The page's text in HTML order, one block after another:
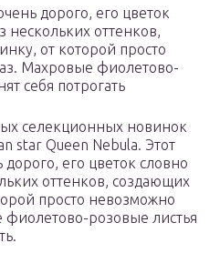
дорого, его цветок
нескольких оттенков,
от которой просто
Махровые фиолетово-
себя потрогать
селекционных новинок
star Queen Nebula. Этот
его цветок словно
оттенков, создающих
просто невозможно
фиолетово-розовые листья